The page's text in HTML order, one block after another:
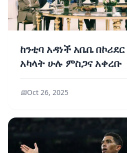
ከንቲባ አዳነች አቤቤ
አካላት ሁሉ ምስጋና አቀረቡ
📅Oct 26, 2025